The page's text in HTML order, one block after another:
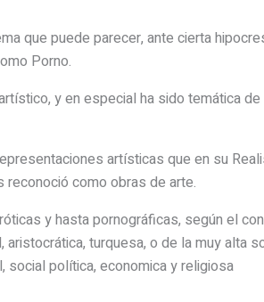
que puede parecer, ante cierta
Porno.
y en especial ha sido temática
artísticas que en su
como obras de arte.
y hasta pornográficas, según el
turquesa, o de la muy alta
política, economica y religiosa